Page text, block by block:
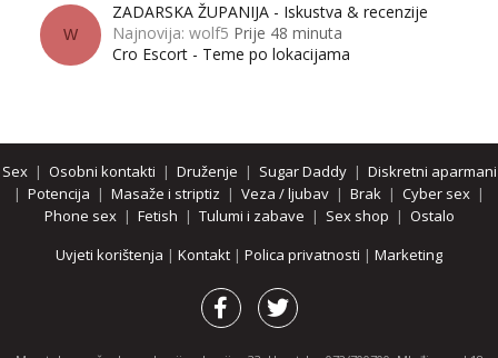
W
ZADARSKA ŽUPANIJA - Iskustva & recenzije
Najnovija: wolf5 Prije 48 minuta
Cro Escort - Teme po lokacijama
Sex| Osobni kontakti | Druženje | Sugar Daddy| Diskretni aparmani
| Potencija | Masaže i striptiz | Veza / ljubav | Brak | Cyber sex |
Phone sex| Fetish | Tulumi i zabave | Sex shop | Ostalo
Uvjeti korištenja | Kontakt | Polica privatnosti | Marketing